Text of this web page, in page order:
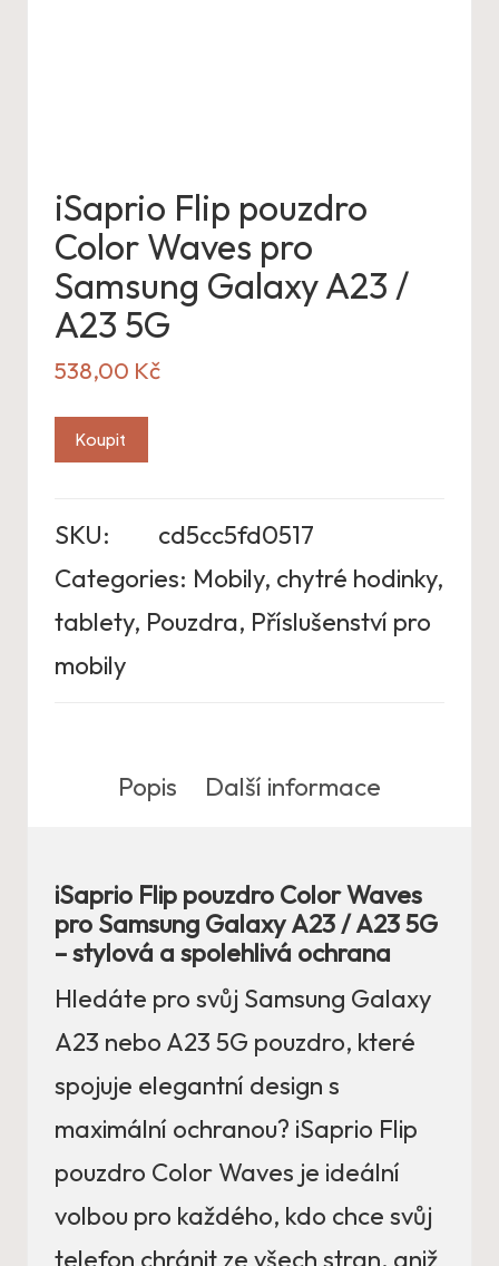
iSaprio Flip pouzdro
Color Waves pro
Samsung Galaxy A23 /
A23 5G
538,00 Kč
Koupit
SKU:
cd5cc5fd0517
Categories: Mobily, chytré hodinky,
tablety, Pouzdra, Příslušenství pro
mobily
Popis Další informace
iSaprio Flip pouzdro Color Waves
pro Samsung Galaxy A23 / A23 5G
– stylová a spolehlivá ochrana
Hledáte pro svůj Samsung Galaxy
A23 nebo A23 5G pouzdro, které
spojuje elegantní design s
maximální ochranou? iSaprio Flip
pouzdro Color Waves je ideální
volbou pro každého, kdo chce svůj
telefon chránit ze všech stran, aniž